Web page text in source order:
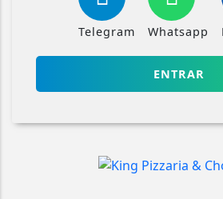
Telegram Whatsapp
ENTRAR